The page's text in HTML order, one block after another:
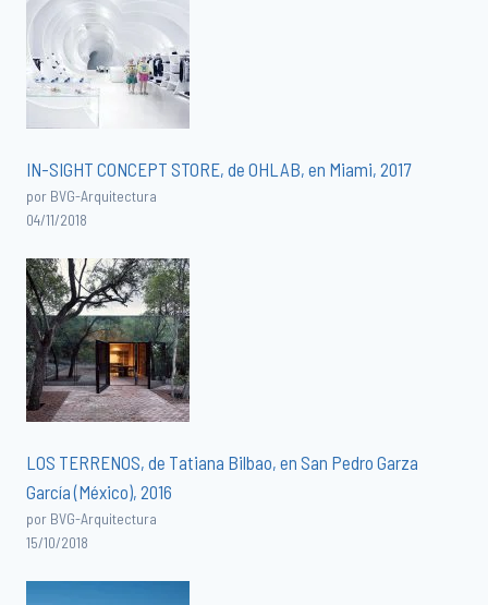
IN-SIGHT CONCEPT STORE, de OHLAB, en Miami, 2017
por BVG-Arquitectura
04/11/2018
LOS TERRENOS, de Tatiana Bilbao, en San Pedro Garza
García (México), 2016
por BVG-Arquitectura
15/10/2018